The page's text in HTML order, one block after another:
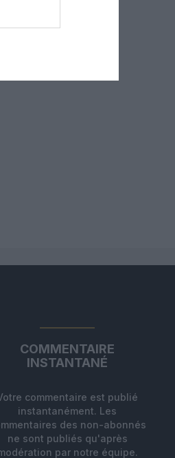
COMMENTAIRE
INSTANTANÉ
commentaire est publié
instantanément. Les
des non-abonnés
ne sont publiés qu'après
par notre équipe.